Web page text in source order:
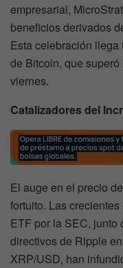
empresarial,
beneficios derivados
Esta celebración
de Bitcoin, que
viernes.
Catalizadores del
El auge en el precio
fortuito. Las
ETF por la SEC, junto
directivos de Ripple
XRP/USD, han